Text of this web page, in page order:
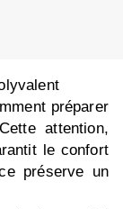
préparer
attention,
le confort
préserve un